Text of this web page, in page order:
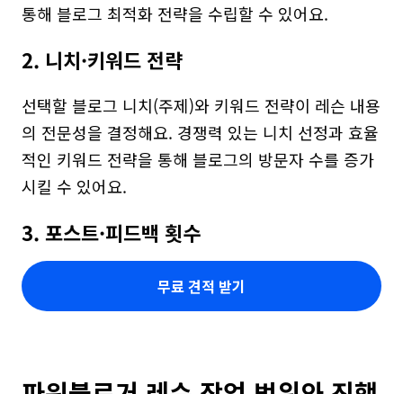
통해 블로그 최적화 전략을 수립할 수 있어요.
2. 니치·키워드 전략
선택할 블로그 니치(주제)와 키워드 전략이 레슨 내용
의 전문성을 결정해요. 경쟁력 있는 니치 선정과 효율
적인 키워드 전략을 통해 블로그의 방문자 수를 증가
시킬 수 있어요.
3. 포스트·피드백 횟수
무료 견적 받기